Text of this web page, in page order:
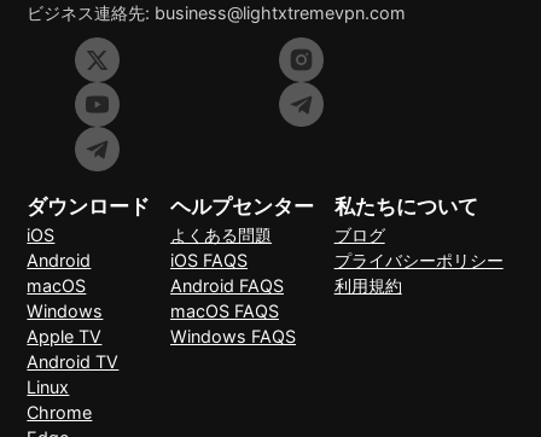
ビジネス連絡先: business@lightxtremevpn.com
ダウンロード
iOS
Android
macOS
Windows
Apple TV
Android TV
Linux
Chrome
ヘルプセンター
よくある問題
iOS FAQS
Android FAQS
macOS FAQS
Windows FAQS
私たちについて
ブログ
プライバシーポリシー
利用規約